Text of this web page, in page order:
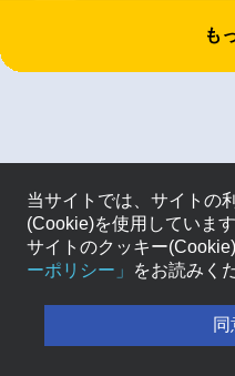
も
当サイトでは、サイトの
(Cookie)を使用しています
サイトのクッキー
ーポリシー」
をお読みく
同